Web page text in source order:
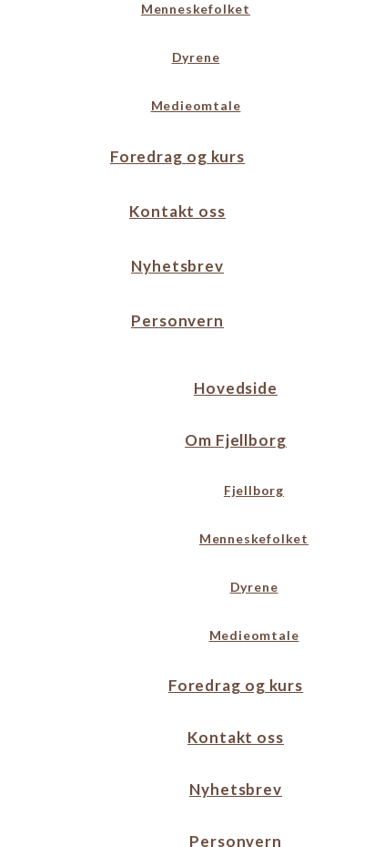
Menneskefolket
Dyrene
Medieomtale
Foredrag og kurs
Kontakt oss
Nyhetsbrev
Personvern
Hovedside
Om Fjellborg
Fjellborg
Menneskefolket
Dyrene
Medieomtale
Foredrag og kurs
Kontakt oss
Nyhetsbrev
Personvern